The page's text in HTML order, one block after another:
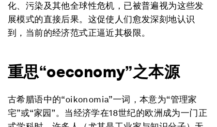
化、污染及其他全球性危机，已被普遍视为这些发
展模式的直接后果。这促使人们愈发深刻地认识
到，当前的经济范式正逼近其极限。
重思“oeconomy”之本源
古希腊语中的“oikonomia”一词，本意为“管理家
宅”或“家园”。当经济学在18世纪的欧洲成为一门正